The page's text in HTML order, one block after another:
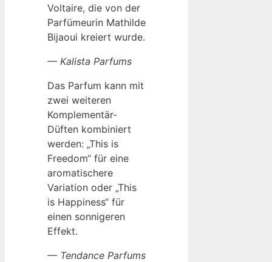
Voltaire, die von der
Parfümeurin Mathilde
Bijaoui kreiert wurde.
— Kalista Parfums
Das Parfum kann mit
zwei weiteren
Komplementär-
Düften kombiniert
werden: „This is
Freedom“ für eine
aromatischere
Variation oder „This
is Happiness“ für
einen sonnigeren
Effekt.
— Tendance Parfums